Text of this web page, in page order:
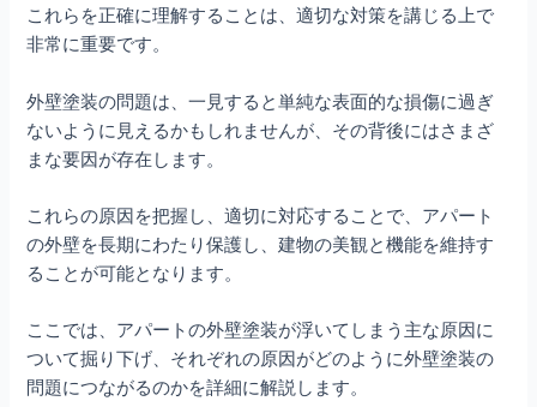
これらを正確に理解することは、適切な対策を講じる上で
非常に重要です。
外壁塗装の問題は、一見すると単純な表面的な損傷に過ぎ
ないように見えるかもしれませんが、その背後にはさまざ
まな要因が存在します。
これらの原因を把握し、適切に対応することで、アパート
の外壁を長期にわたり保護し、建物の美観と機能を維持す
ることが可能となります。
ここでは、アパートの外壁塗装が浮いてしまう主な原因に
ついて掘り下げ、それぞれの原因がどのように外壁塗装の
問題につながるのかを詳細に解説します。